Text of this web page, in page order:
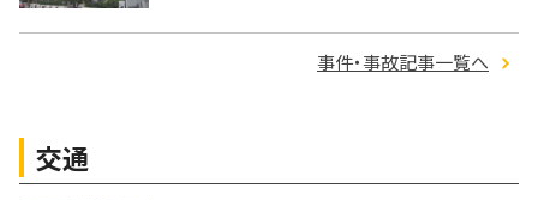
事件・事故記事一覧へ
交通